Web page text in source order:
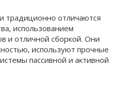
традиционно отличаются
использованием
и отличной сборкой. Они
используют прочные
пассивной и активной